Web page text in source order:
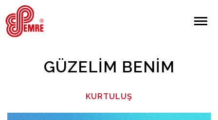
EMRE PLAK
ARAMA
Giriş Yap/Kayıt Ol
GÜZELIM BENIM
KURTULUŞ